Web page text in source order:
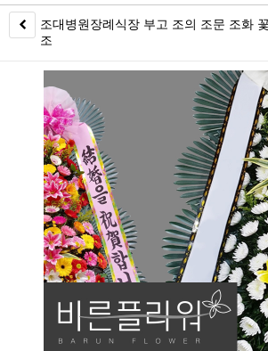
조대병원장례식장 부고 조의 조문 조화
조